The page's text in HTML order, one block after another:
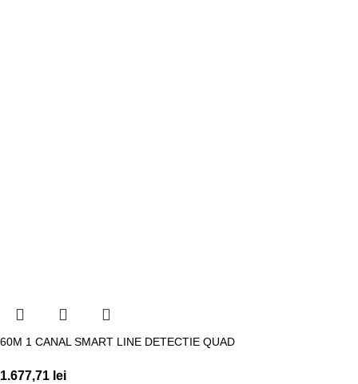
60M 1 CANAL SMART LINE DETECTIE QUAD
1.677,71 lei